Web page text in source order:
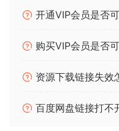
显的调音效果。-
调音速度：控制调音的速
音。-
共振峰调整：在“现代”模
开通VIP会员是否
购买VIP会员是否
资源下载链接失效
百度网盘链接打不